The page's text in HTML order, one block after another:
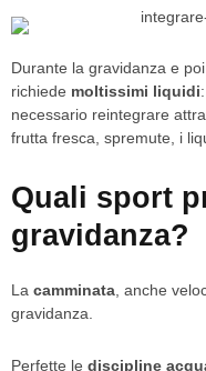
Durante la gravidanza e
richiede moltissimi liquidi
necessario reintegrare
frutta fresca, spremute, i
Quali sport
gravidanza?
La camminata, anche
gravidanza.
Perfette le discipline